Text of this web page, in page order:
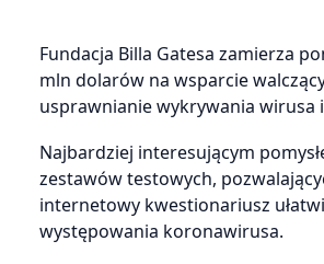
Fundacja Billa Gatesa zamierza
mln dolarów na wsparcie
usprawnianie wykrywania wirusa
Najbardziej interesującym
zestawów testowych,
internetowy kwestionariusz
występowania koronawirusa.